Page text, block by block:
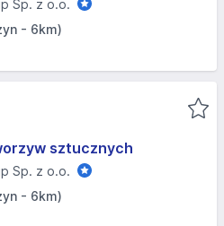
Sp. z o.o.
- 6km)
sztucznych
Sp. z o.o.
- 6km)